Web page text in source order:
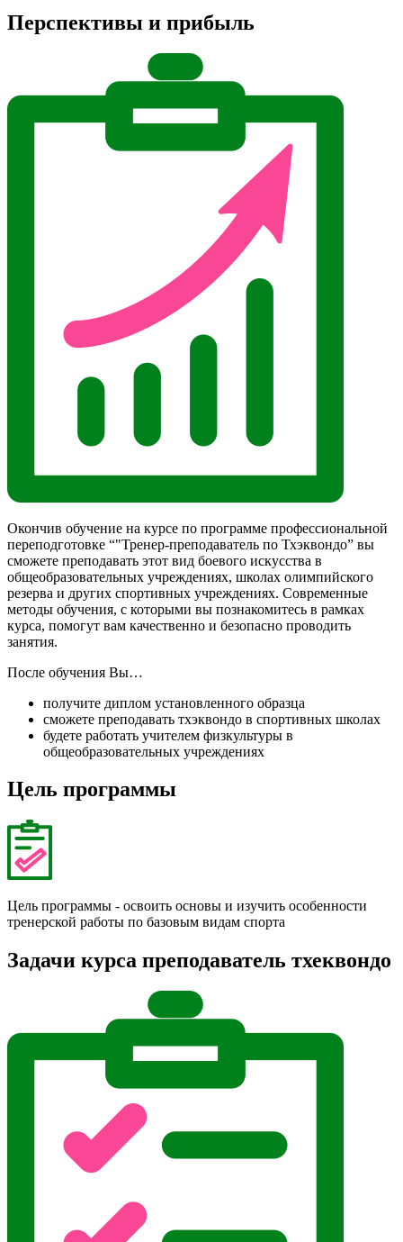
Перспективы и прибыль
Окончив обучение на курсе по программе профессиональной
переподготовке “"Тренер-преподаватель по Тхэквондо” вы
сможете преподавать этот вид боевого искусства в
общеобразовательных учреждениях, школах олимпийского
резерва и других спортивных учреждениях. Современные
методы обучения, с которыми вы познакомитесь в рамках
курса, помогут вам качественно и безопасно проводить
занятия.
После обучения Вы…
получите диплом установленного образца
сможете преподавать тхэквондо в спортивных школах
будете работать учителем физкультуры в
общеобразовательных учреждениях
Цель программы
Цель программы - освоить основы и изучить особенности
тренерской работы по базовым видам спорта
Задачи курса преподаватель тхеквондо